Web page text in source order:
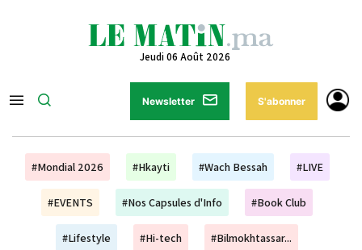
Jeudi 06 Août 2026
Newsletter S'abonner
#Mondial 2026 #Hkayti #Wach Bessah #LIVE
#EVENTS #Nos Capsules d'Info #Book Club
#Lifestyle #Hi-tech #Bilmokhtassar...